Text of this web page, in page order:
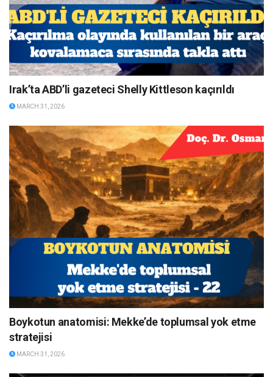
Irak’ta ABD’li gazeteci Shelly Kittleson kaçırıldı
MARCH 31, 2026
Boykotun anatomisi: Mekke’de toplumsal yok etme
stratejisi
MARCH 31, 2026